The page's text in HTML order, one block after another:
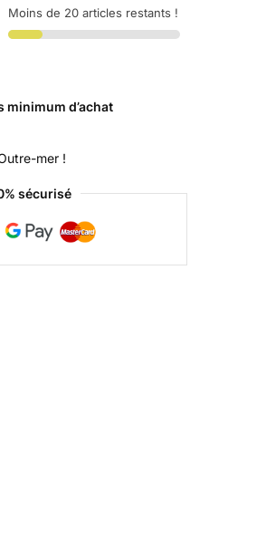
Moins de 20 articles restants !
minimum d’achat
mer !
sécurisé